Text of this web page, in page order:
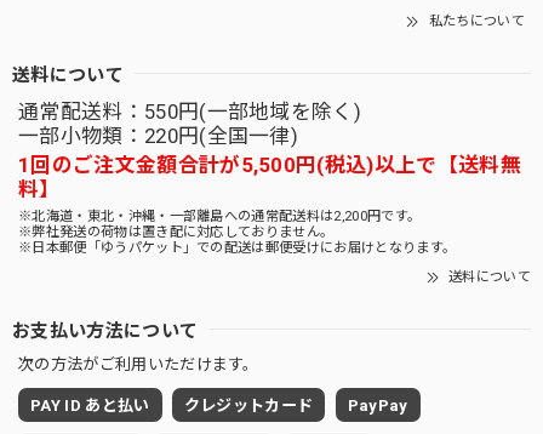
私たちについて
送料について
通常配送料：550円(一部地域を除く)
一部小物類：220円(全国一律)
1回のご注文金額合計が5,500円(税込)以上で【送料無
料】
※北海道・東北・沖縄・一部離島への通常配送料は2,200円です。
※弊社発送の荷物は置き配に対応しておりません。
※日本郵便「ゆうパケット」での配送は郵便受けにお届けとなります。
送料について
お支払い方法について
次の方法がご利用いただけます。
PAY ID あと払い クレジットカード PayPay